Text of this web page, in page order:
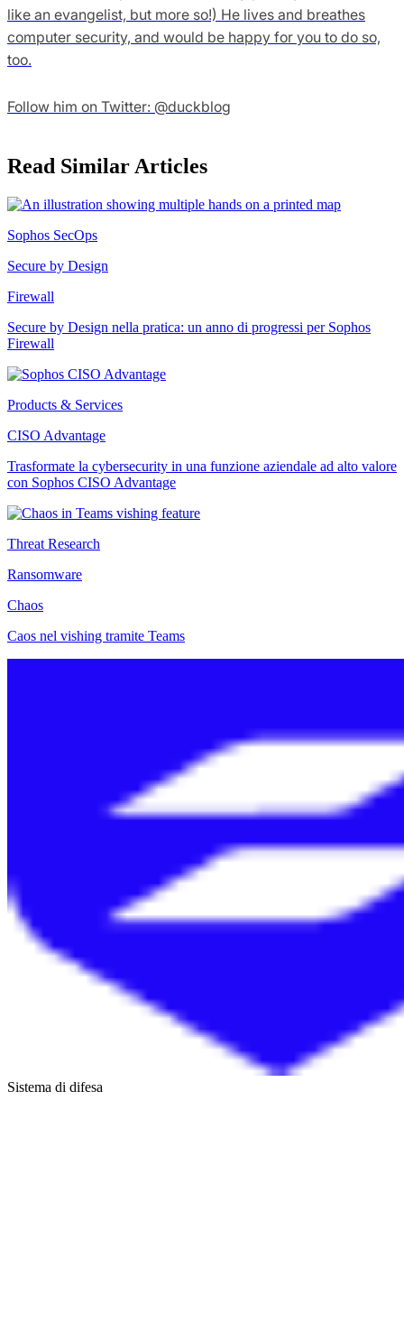
like an evangelist, but more so!) He lives and breathes
computer security, and would be happy for you to do so,
too.
Follow him on Twitter: @duckblog
Read Similar Articles
Sophos SecOps
Secure by Design
Firewall
Secure by Design nella pratica: un anno di progressi per Sophos
Firewall
Products & Services
CISO Advantage
Trasformate la cybersecurity in una funzione aziendale ad alto valore
con Sophos CISO Advantage
Threat Research
Ransomware
Chaos
Caos nel vishing tramite Teams
Sistema di difesa